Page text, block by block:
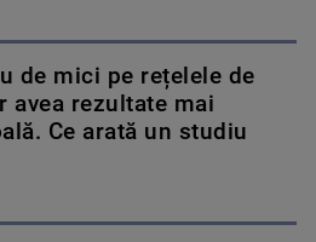
de mici pe rețelele de
avea rezultate mai
Ce arată un studiu